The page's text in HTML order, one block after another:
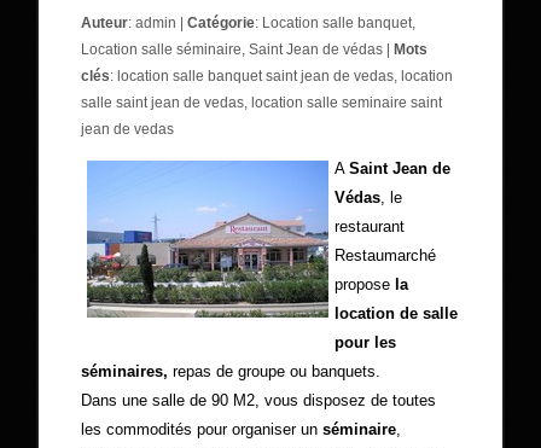
Auteur:admin |Catégorie: Location salle banquet,
Location salle séminaire,Saint Jean de védas
Mots
clés: location salle banquet saint jean de vedas, location
salle saint jean de vedas, location salle seminaire saint
jean de vedas
ASaint Jean de
Védas, le
restaurant
Restaumarché
propose la
location de salle
pour les
séminaires, repas de groupe ou banquets.
Dans une salle de 90 M2, vous disposez de toutes
les commodités pour organiser un séminaire,